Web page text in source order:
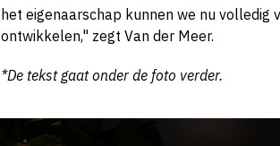
het eigenaarschap kunnen we nu volledig
ontwikkelen," zegt Van der Meer.
*De tekst gaat onder de foto verder.